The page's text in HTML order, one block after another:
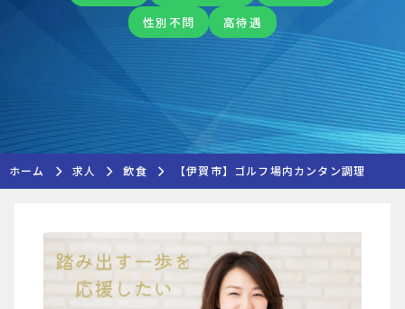
性別不問
高待遇
ホーム 求人 飲食 【伊賀市】ゴルフ場内カンタン調理